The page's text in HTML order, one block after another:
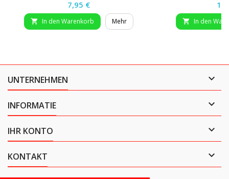
Preis
7,95 €
 In den Warenkorb Mehr  In den
UNTERNEHMEN 
INFORMATIE 
IHR KONTO 
KONTAKT 